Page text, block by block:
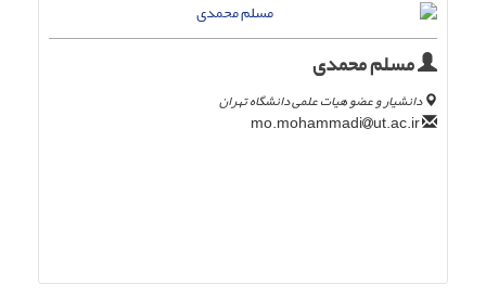
مسلم محمدی
دانشیار و عضو هیات علمی دانشگاه تهران
ut.ac.ir